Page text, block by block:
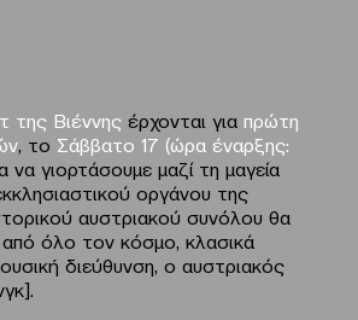
της Βιέννης έρχονται για πρώτη
, το Σάββατο 17 (ώρα έναρξης:
να γιορτάσουμε μαζί τη μαγεία
οργάνου της
αυστριακού συνόλου θα
από όλο τον κόσμο, κλασικά
διεύθυνση, ο αυστριακός